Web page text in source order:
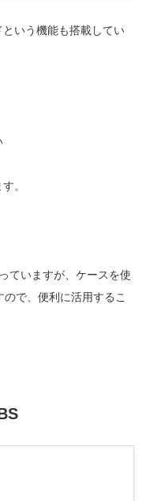
いう機能も搭載してい
。
ていますが、ケースを使
で、便利に活用するこ